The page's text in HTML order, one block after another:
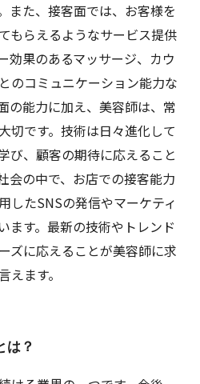
また、接客面では、お客様を
もらえるようなサービス提供
効果のあるマッサージ、カウ
のコミュニケーション能力な
の能力に加え、美容師は、常
切です。技術は日々進化して
び、顧客の期待に応えること
会の中で、お店での接客能力
したSNSの発信やマーケティ
ます。最新の技術やトレンド
ズに応えることが美容師に求
ます。
は？